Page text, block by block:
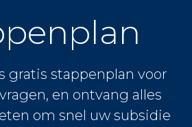
gratis stappenplan voor
en ontvang alles
om snel uw subsidie